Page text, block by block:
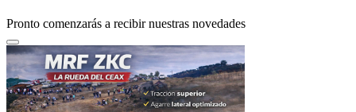
Pronto comenzarás a recibir nuestras novedades